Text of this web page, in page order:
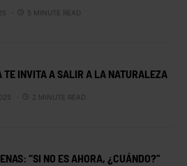
5 MINUTE READ
TE INVITA A SALIR A LA NATURALEZA
2 MINUTE READ
“SI NO ES AHORA, ¿CUÁNDO?”